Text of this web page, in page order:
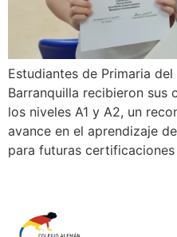
Estudiantes de Primaria
Barranquilla recibieron sus
los niveles A1 y A2, un
avance en el aprendizaje
para futuras